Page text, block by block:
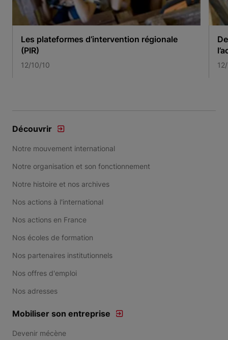
Les plateformes d’intervention régionale
(PIR)
12/10/10
Découvrir
Notre mouvement international
Notre organisation et son fonctionnement
Notre histoire et nos archives
Nos actions à l'international
Nos actions en France
Nos écoles de formation
Nos partenaires institutionnels
Nos offres d'emploi
Nos adresses
Mobiliser son entreprise
Devenir mécène